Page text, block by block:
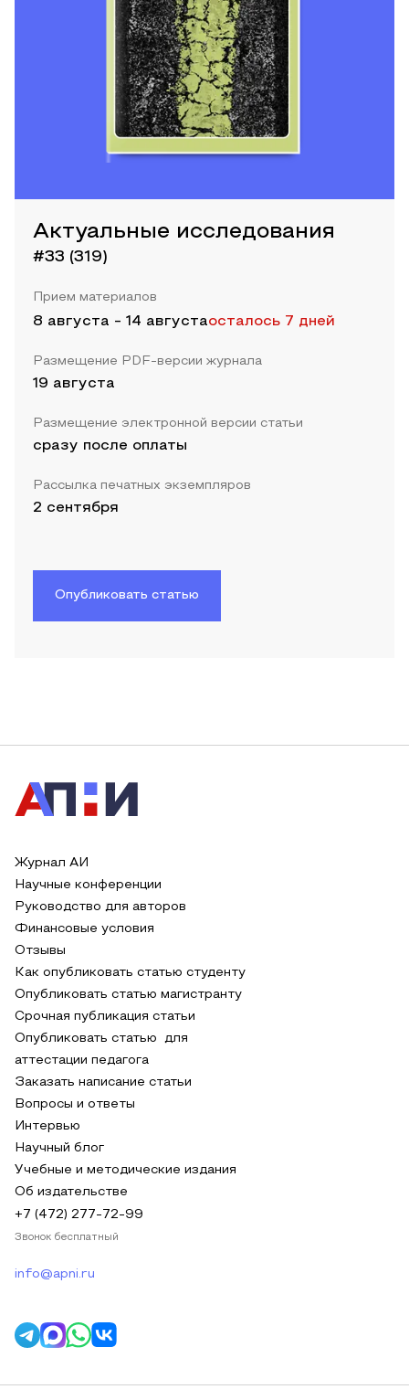
Актуальные исследования
#33 (319)
Прием материалов
8 августа - 14 августаосталось 7 дней
Размещение PDF-версии журнала
19 августа
Размещение электронной версии статьи
сразу после оплаты
Рассылка печатных экземпляров
2 сентября
Опубликовать статью
Журнал АИ
Научные конференции
Руководство для авторов
Финансовые условия
Отзывы
Как опубликовать статью студенту
Опубликовать статью магистранту
Срочная публикация статьи
Опубликовать статью для
аттестации педагога
Заказать написание статьи
Вопросы и ответы
Интервью
Научный блог
Учебные и методические издания
Об издательстве
+7 (472) 277-72-99
Звонок бесплатный
info@apni.ru